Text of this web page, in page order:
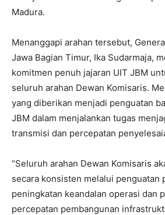
Madura.
Menanggapi arahan tersebut,
Jawa Bagian Timur, Ika Sudarmaja,
komitmen penuh jajaran UIT JBM
seluruh arahan Dewan Komisaris.
yang diberikan menjadi penguatan
JBM dalam menjalankan tugas
transmisi dan percepatan
“Seluruh arahan Dewan Komisaris
secara konsisten melalui penguatan
peningkatan keandalan operasi dan
percepatan pembangunan